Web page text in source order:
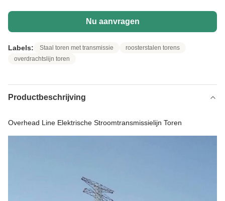
Nu aanvragen
Labels: Staal toren met transmissie
roosterstalen torens
overdrachtslijn toren
Productbeschrijving
Overhead Line Elektrische Stroomtransmissielijn Toren